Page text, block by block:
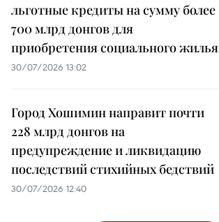
льготные кредиты на сумму более
700 млрд донгов для
приобретения социального жилья
30/07/2026 13:02
Город Хошимин направит почти
228 млрд донгов на
предупреждение и ликвидацию
последствий стихийных бедствий
30/07/2026 12:40